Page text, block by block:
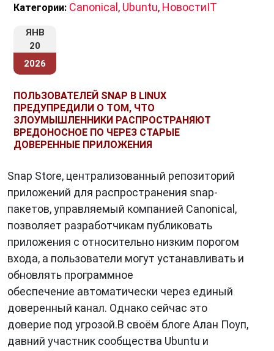
Категории: Canonical , Ubuntu, НовостиIT
ЯНВ
20
2026
ПОЛЬЗОВАТЕЛЕЙ SNAP В LINUX
ПРЕДУПРЕДИЛИ О ТОМ, ЧТО
ЗЛОУМЫШЛЕННИКИ РАСПРОСТРАНЯЮТ
ВРЕДОНОСНОЕ ПО ЧЕРЕЗ СТАРЫЕ
ДОВЕРЕННЫЕ ПРИЛОЖЕНИЯ
Snap Store, централизованный репозиторий
приложений для распространения snap-
пакетов, управляемый компанией Canonical,
позволяет разработчикам публиковать
приложения с относительно низким порогом
входа, а пользователи могут устанавливать и
обновлять программное
обеспечение автоматически через единый
доверенный канал. Однако сейчас это
доверие под угрозой.В своём блоге Алан Поуп,
давний участник сообщества Ubuntu и